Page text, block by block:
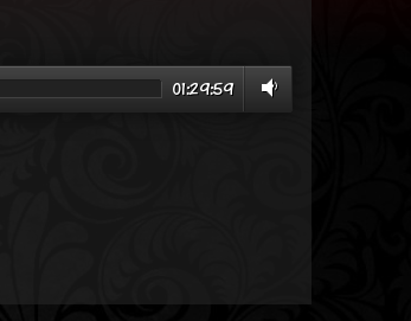
01:29:59